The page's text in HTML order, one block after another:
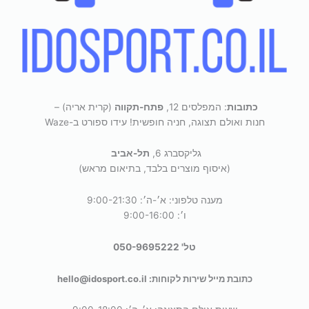
כתובות: המפלסים 12, פתח-תקווה (קרית אריה) –
חנות ואולם תצוגה, חניה חופשית! עידו ספורט ב-Waze
גליקסברג 6,
תל-אביב
(איסוף מוצרים בלבד, בתיאום מראש)
מענה טלפוני: א׳-ה׳: 9:00-21:30
ו׳: 9:00-16:00
טל' 050-9695222
כתובת מייל שירות לקוחות: hello@idosport.co.il